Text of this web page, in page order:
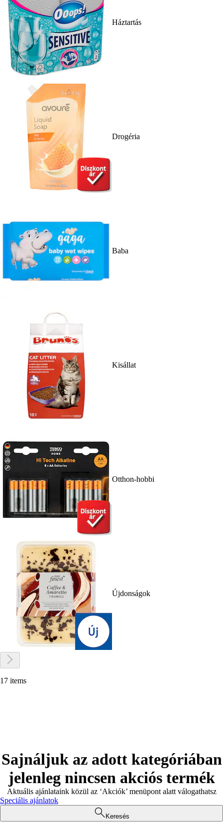
Háztartás
Drogéria
Baba
Kisállat
Otthon-hobbi
Újdonságok
17 items
Sajnáljuk az adott kategóriában
jelenleg nincsen akciós termék
Aktuális ajánlataink közül az ‘Akciók’ menüpont alatt válogathatsz
Speciális ajánlatok
Keresés